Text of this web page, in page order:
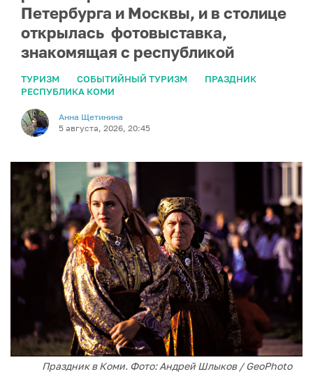
Петербурга и Москвы, и в столице
открылась фотовыставка,
знакомящая с республикой
ТУРИЗМ СОБЫТИЙНЫЙ ТУРИЗМ
ПРАЗДНИК
РЕСПУБЛИКА КОМИ
Анна Щетинина
5 августа, 2026, 20:45
Праздник в Коми. Фото: Андрей Шлыков / GeoPhoto